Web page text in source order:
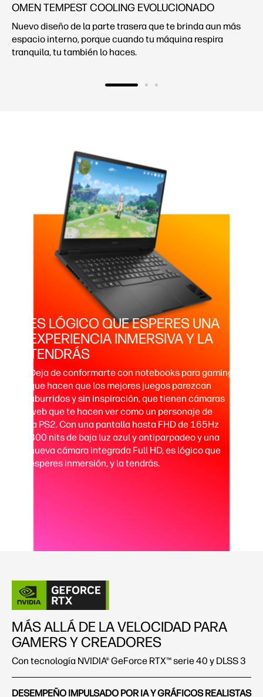
OMEN TEMPEST COOLING EVOLUCIONADO
Nuevo diseño de la parte trasera que te brinda aun más
espacio interno, porque cuando tu máquina respira
tranquila, tu también lo haces.
ES LÓGICO QUE ESPERES UNA
EXPERIENCIA INMERSIVA Y LA
TENDRÁS
Deja de conformarte con notebooks para gaming
que hacen que los mejores juegos parezcan
aburridos y sin inspiración, que tienen cámaras
web que te hacen ver como un personaje de
la PS2. Con una pantalla hasta FHD de 165Hz
300 nits de baja luz azul y antiparpadeo y una
nueva cámara integrada Full HD, es lógico que
esperes inmersión, y la tendrás.
MÁS ALLÁ DE LA VELOCIDAD PARA
GAMERS Y CREADORES
Con tecnología NVIDIA® GeForce RTX™ serie 40 y DLSS 3
DESEMPEÑO IMPULSADO POR IA Y GRÁFICOS REALISTAS